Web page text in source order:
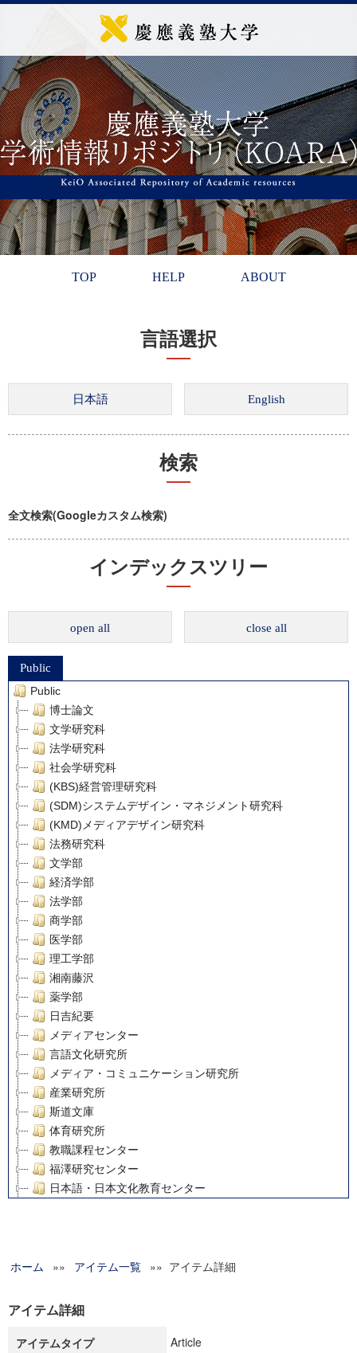
TOP HELP ABOUT
言語選択
検索
全文検索(Googleカスタム検索)
インデックスツリー
open all close all
Public
Public
博士論文
文学研究科
法学研究科
社会学研究科
(KBS)経営管理研究科
(SDM)システムデザイン・マネジメント研究科
(KMD)メディアデザイン研究科
法務研究科
文学部
経済学部
法学部
商学部
医学部
理工学部
湘南藤沢
薬学部
日吉紀要
メディアセンター
言語文化研究所
メディア・コミュニケーション研究所
産業研究所
斯道文庫
体育研究所
教職課程センター
福澤研究センター
日本語・日本文化教育センター
グローバルリサーチインスティテュート
科学研究費補助金研究成果報告書
慶應義塾大学グローバルCOEプログラム市民社会ガバナンス
ホーム »» アイテム一覧 »» アイテム詳細
アイテム詳細
アイテムタイプ Article